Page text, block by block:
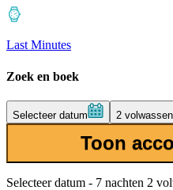
Last Minutes
Zoek en boek
Selecteer datum 2
Toon
Selecteer datum - 7 nachten 2